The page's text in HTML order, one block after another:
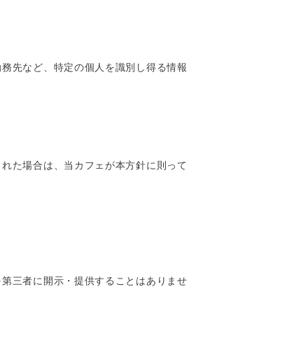
先など、特定の個人を識別し得る情報
た場合は、当カフェが本方針に則って
三者に開示・提供することはありませ